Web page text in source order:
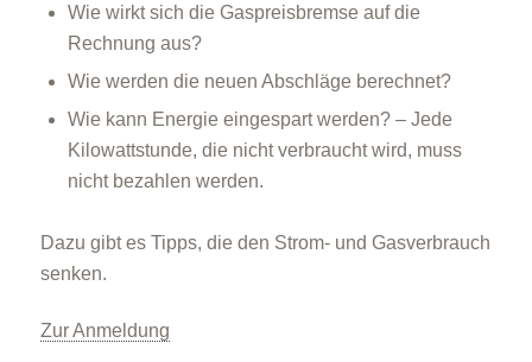
Wie wirkt sich die Gaspreisbremse auf die
Rechnung aus?
Wie werden die neuen Abschläge berechnet?
Wie kann Energie eingespart werden? – Jede
Kilowattstunde, die nicht verbraucht wird, muss
nicht bezahlen werden.
Dazu gibt es Tipps, die den Strom- und Gasverbrauch
senken.
Zur Anmeldung